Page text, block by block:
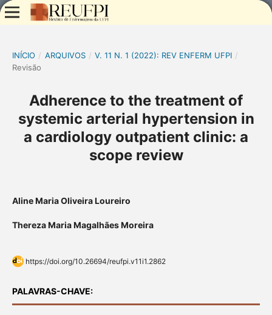
INÍCIO / ARQUIVOS / V. 11 N. 1 (2022): REV ENFERM UFPI /
Revisão
Adherence to the treatment of
systemic arterial hypertension in
a cardiology outpatient clinic: a
scope review
Aline Maria Oliveira Loureiro
Thereza Maria Magalhães Moreira
https://doi.org/10.26694/reufpi.v11i1.2862
PALAVRAS-CHAVE: